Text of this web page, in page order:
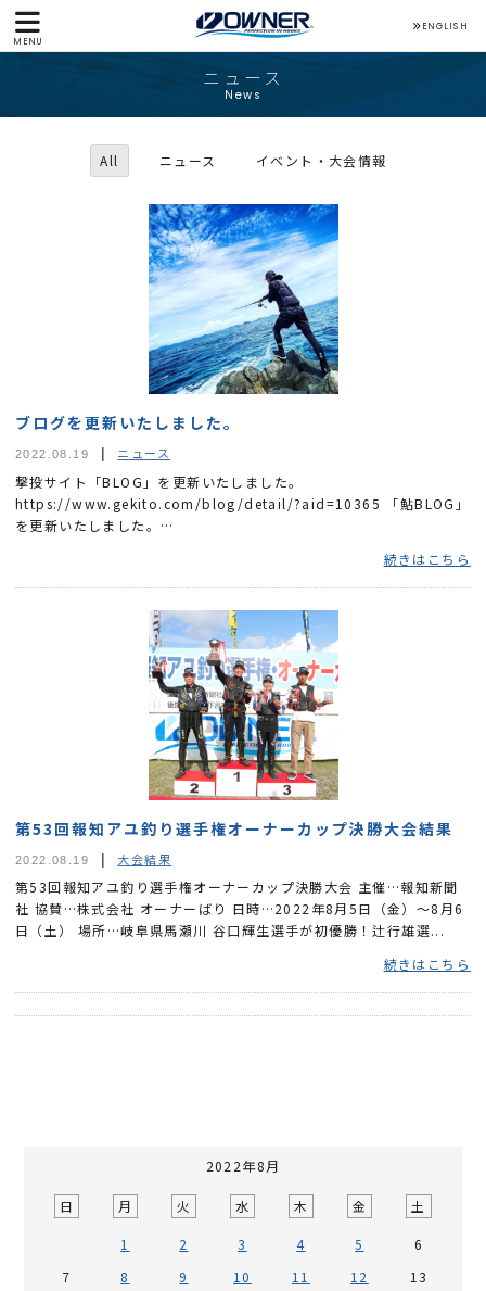
MENU
ENGLISH
ニュース
News
All ニュース イベント・大会情報
ブログを更新いたしました。
2022.08.19 ニュース
撃投サイト「BLOG」を更新いたしました。
https://www.gekito.com/blog/detail/?aid=10365 「鮎BLOG」
を更新いたしました。
続きはこちら
第53回報知アユ釣り選手権オーナーカップ決勝大会結果
2022.08.19 大会結果
第53回報知アユ釣り選手権オーナーカップ決勝大会 主催…報知新聞
社 協賛…株式会社 オーナーばり 日時…2022年8月5日（金）～8月6
日（土） 場所…岐阜県馬瀬川 谷口輝生選手が初優勝！辻行雄選...
続きはこちら
2022年8月
日 月 火 水 木 金 土
1 2 3 4 5
6
7
8 9 10 11 12
13